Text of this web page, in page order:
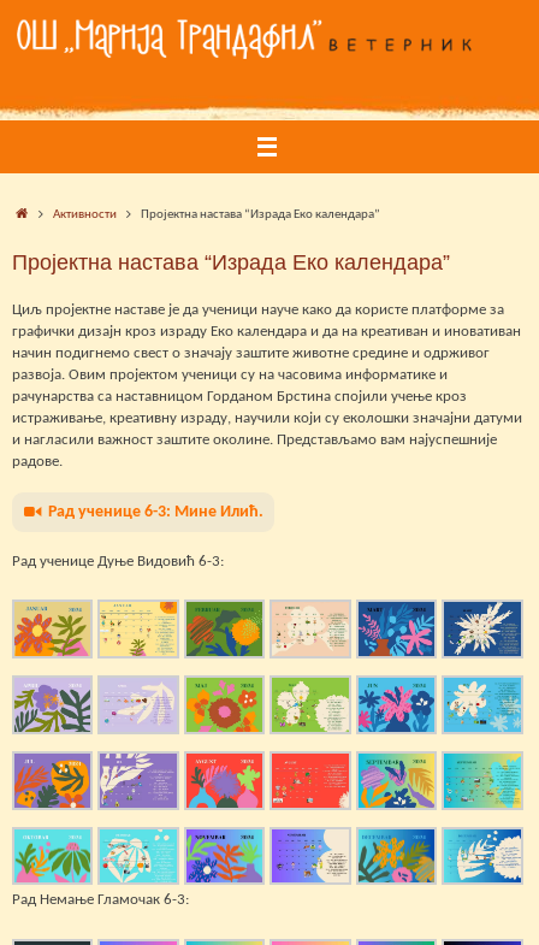
content
HomeАктивности Пројектна настава “Израда Еко календара”
Пројектна настава “Израда Еко календара”
Циљ пројектне наставе је да ученици науче како да користе платформе за
графички дизајн кроз израду Еко календара и да на креативан и иновативан
начин подигнемо свест о значају заштите животне средине и одрживог
развоја. Овим пројектом ученици су на часовима информатике и
рачунарства са наставницом Горданом Брстина спојили учење кроз
истраживање, креативну израду, научили који су еколошки значајни датуми
и нагласили важност заштите околине. Представљамо вам најуспешније
радове.
Рад ученице 6-3: Мине Илић.
Рад ученице Дуње Видовић 6-3:
Рад Немање Гламочак 6-3: